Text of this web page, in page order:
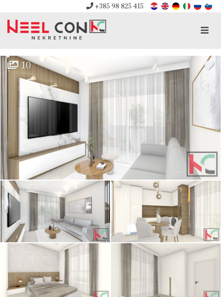
+385 98 825 415
10